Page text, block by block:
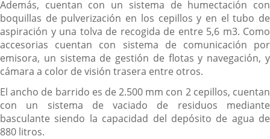
Además, cuentan con un sistema de humectación con
boquillas de pulverización en los cepillos y en el tubo de
aspiración y una tolva de recogida de entre 5,6 m3. Como
accesorias cuentan con sistema de comunicación por
emisora, un sistema de gestión de flotas y navegación, y
cámara a color de visión trasera entre otros.
El ancho de barrido es de 2.500 mm con 2 cepillos, cuentan
con un sistema de vaciado de residuos mediante
basculante siendo la capacidad del depósito de agua de
880 litros.